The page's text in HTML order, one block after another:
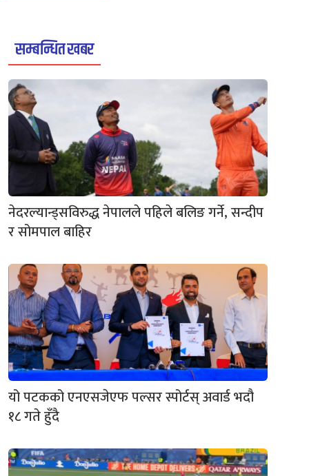
सम्बन्धित खबर
नेदरल्यान्ड्सविरुद्ध नेपालले पहिले बलिङ गर्ने, सन्दीप
र सोमपाल बाहिर
यो पटकको एनएसजेएफ पल्सर स्पोर्टस् अवार्ड भदौ
१८ गते हुँदै